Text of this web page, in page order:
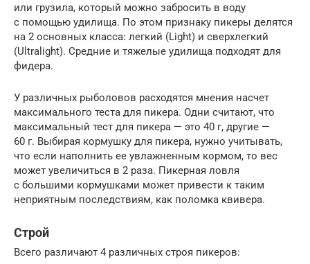
или грузила, который можно забросить в воду
с помощью удилища. По этом признаку пикеры делятся
на 2 основных класса: легкий (Light) и сверхлегкий
(Ultralight). Средние и тяжелые удилища подходят для
фидера.
У различных рыболовов расходятся мнения насчет
максимального теста для пикера. Одни считают, что
максимальный тест для пикера — это 40 г, другие —
60 г. Выбирая кормушку для пикера, нужно учитывать,
что если наполнить ее увлажненным кормом, то вес
может увеличиться в 2 раза. Пикерная ловля
с большими кормушками может привести к таким
неприятным последствиям, как поломка квивера.
Строй
Всего различают 4 различных строя пикеров: